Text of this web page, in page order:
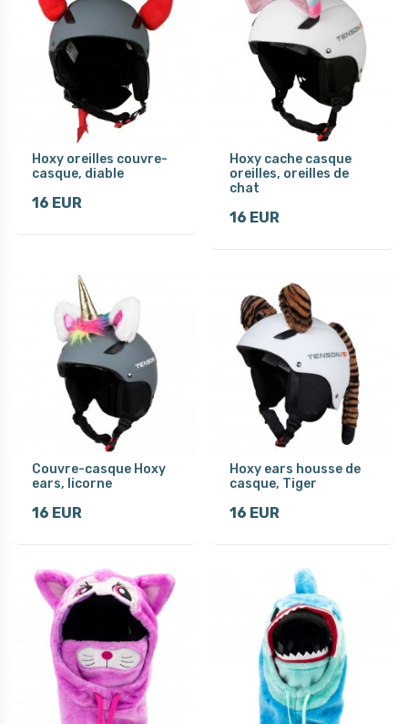
Hoxy oreilles couvre-
casque, diable
16 EUR
Hoxy cache casque
oreilles, oreilles de
chat
16 EUR
Couvre-casque Hoxy
ears, licorne
16 EUR
Hoxy ears housse de
casque, Tiger
16 EUR